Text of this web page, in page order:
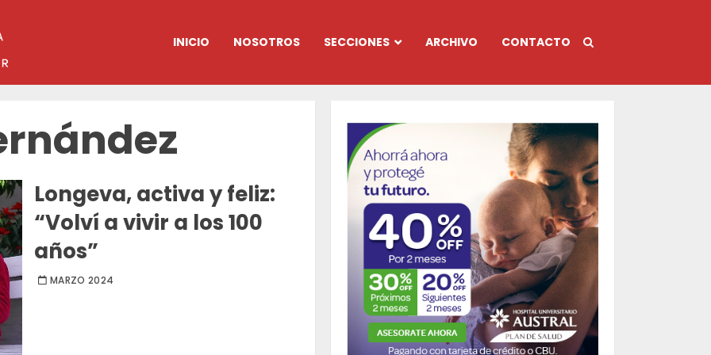
INICIO NOSOTROS SECCIONES ARCHIVO CONTACTO
Longeva, activa y feliz:
“Volví a vivir a los 100
años”
MARZO 2024